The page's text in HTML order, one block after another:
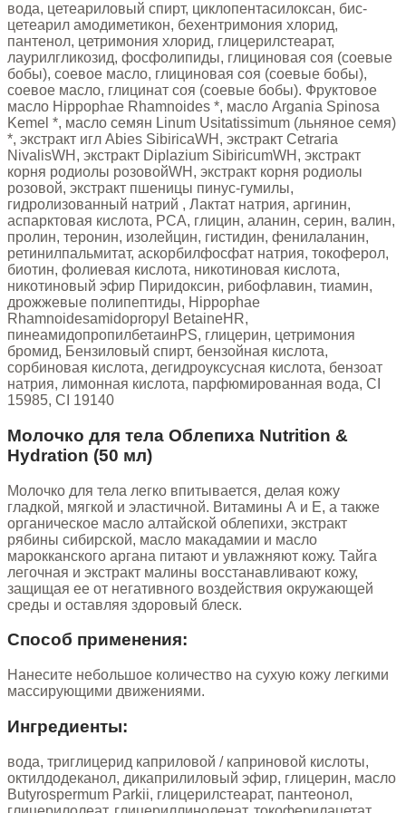
вода, цетеариловый спирт, циклопентасилоксан, бис-
цетеарил амодиметикон, бехентримония хлорид,
пантенол, цетримония хлорид, глицерилстеарат,
лаурилгликозид, фосфолипиды, глициновая соя (соевые
бобы), соевое масло, глициновая соя (соевые бобы),
соевое масло, глицинат соя (соевые бобы). Фруктовое
масло Hippophae Rhamnoides *, масло Argania Spinosa
Kemel *, масло семян Linum Usitatissimum (льняное семя)
*, экстракт игл Abies SibiricaWH, экстракт Cetraria
NivalisWH, экстракт Diplazium SibiricumWH, экстракт
корня родиолы розовойWH, экстракт корня родиолы
розовой, экстракт пшеницы пинус-гумилы,
гидролизованный натрий , Лактат натрия, аргинин,
аспарктовая кислота, PCA, глицин, аланин, серин, валин,
пролин, теронин, изолейцин, гистидин, фенилаланин,
ретинилпальмитат, аскорбилфосфат натрия, токоферол,
биотин, фолиевая кислота, никотиновая кислота,
никотиновый эфир Пиридоксин, рибофлавин, тиамин,
дрожжевые полипептиды, Hippophae
Rhamnoidesamidopropyl BetaineHR,
пинеамидопропилбетаинPS, глицерин, цетримония
бромид, Бензиловый спирт, бензойная кислота,
сорбиновая кислота, дегидроуксусная кислота, бензоат
натрия, лимонная кислота, парфюмированная вода, CI
15985, CI 19140
Молочко для тела Облепиха Nutrition &
Hydration (50 мл)
Молочко для тела легко впитывается, делая кожу
гладкой, мягкой и эластичной. Витамины А и Е, а также
органическое масло алтайской облепихи, экстракт
рябины сибирской, масло макадамии и масло
марокканского аргана питают и увлажняют кожу. Тайга
легочная и экстракт малины восстанавливают кожу,
защищая ее от негативного воздействия окружающей
среды и оставляя здоровый блеск.
Способ применения:
Нанесите небольшое количество на сухую кожу легкими
массирующими движениями.
Ингредиенты:
вода, триглицерид каприловой / каприновой кислоты,
октилдодеканол, дикаприлиловый эфир, глицерин, масло
Butyrospermum Parkii, глицерилстеарат, пантеонол,